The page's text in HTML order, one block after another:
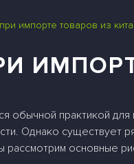
импорте товаров из
обычной практикой
Однако существует
рассмотрим основные